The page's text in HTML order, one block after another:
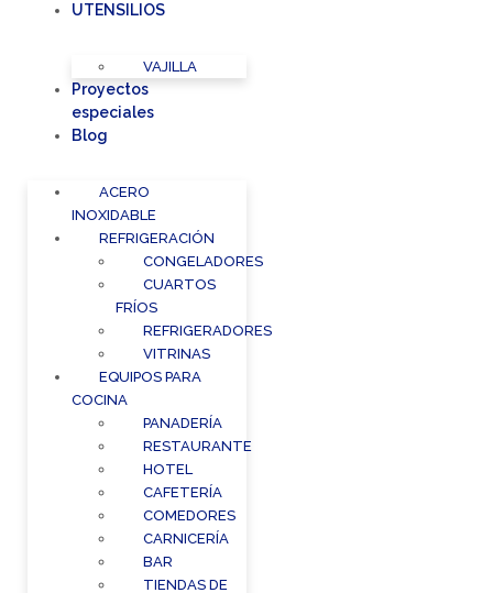
UTENSILIOS
VAJILLA
Proyectos
especiales
Blog
ACERO
INOXIDABLE
REFRIGERACIÓN
CONGELADORES
CUARTOS
FRÍOS
REFRIGERADORES
VITRINAS
EQUIPOS PARA
COCINA
PANADERÍA
RESTAURANTE
HOTEL
CAFETERÍA
COMEDORES
CARNICERÍA
BAR
TIENDAS DE